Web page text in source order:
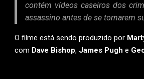
contém vídeos caseiros dos
assassino antes de se tornarem
O filme está sendo produzido por
com Dave Bishop, James Pugh e